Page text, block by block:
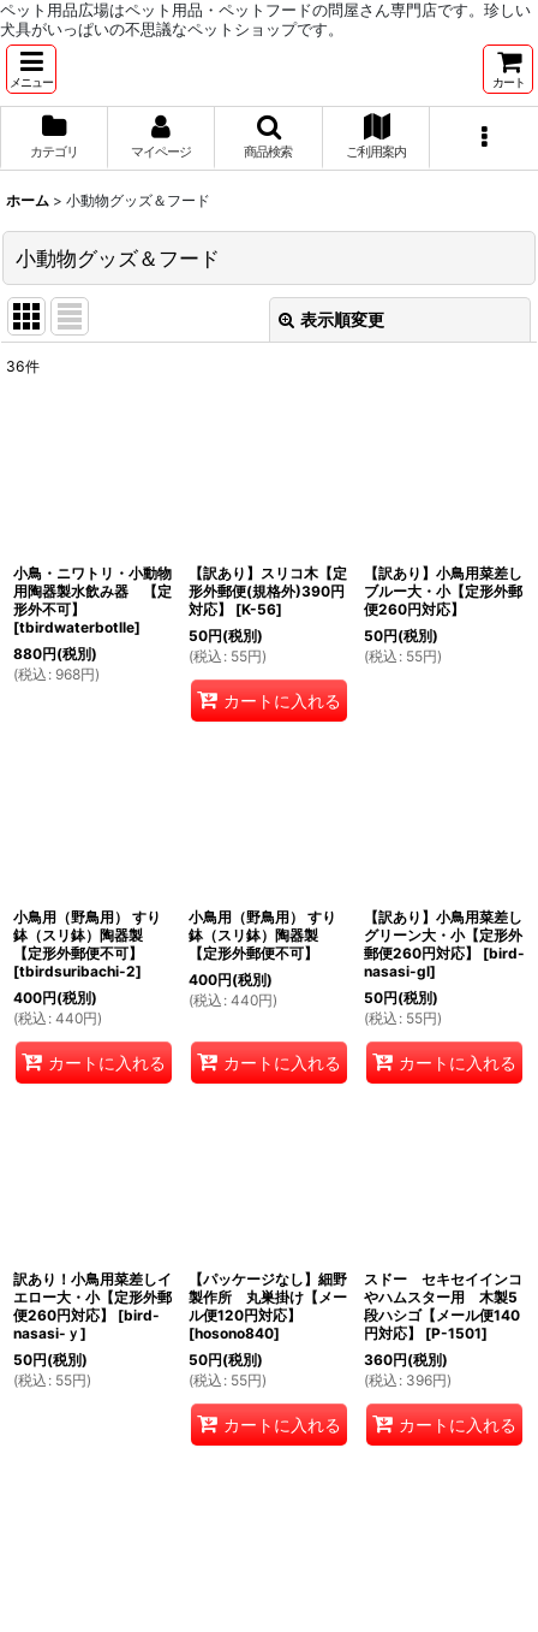
ペット用品広場はペット用品・ペットフードの問屋さん専門店です。珍しい
犬具がいっぱいの不思議なペットショップです。
メニュー カート
カテゴリ マイページ 商品検索 ご利用案内
ホーム > 小動物グッズ＆フード
小動物グッズ＆フード
表示順変更
絞り込む
36件
小鳥・ニワトリ・小動物
用陶器製水飲み器 【定
形外不可】
[tbirdwaterbotlle]
880円(税別)
(税込 : 968円)
【訳あり】スリコ木【定
形外郵便(規格外)390円
対応】
[K-56]
50円(税別)
(税込 : 55円)
カートに入れる
【訳あり】小鳥用菜差し
ブルー大・小【定形外郵
便260円対応】
50円(税別)
(税込 : 55円)
小鳥用（野鳥用） すり
鉢（スリ鉢）陶器製
【定形外郵便不可】
[tbirdsuribachi-2]
400円(税別)
(税込 : 440円)
カートに入れる
小鳥用（野鳥用） すり
鉢（スリ鉢）陶器製
【定形外郵便不可】
400円(税別)
(税込 : 440円)
カートに入れる
【訳あり】小鳥用菜差し
グリーン大・小【定形外
郵便260円対応】
[bird-
nasasi-gl]
50円(税別)
(税込 : 55円)
カートに入れる
訳あり！小鳥用菜差しイ
エロー大・小【定形外郵
便260円対応】
[bird-
nasasi-ｙ ]
50円(税別)
(税込 : 55円)
【パッケージなし】細野
製作所 丸巣掛け【メー
ル便120円対応】
[hosono840]
50円(税別)
(税込 : 55円)
カートに入れる
スドー セキセイインコ
やハムスター用 木製5
段ハシゴ【メール便140
円対応】
[P-1501]
360円(税別)
(税込 : 396円)
カートに入れる